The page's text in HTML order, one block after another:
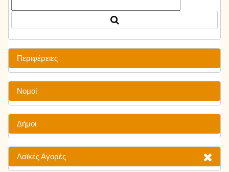
Περιφέρειες
Νομοί
Δήμοι
Λαϊκές Αγορές